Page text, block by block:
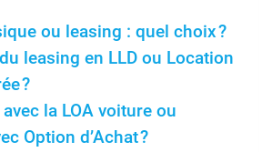
ou leasing : quel choix ?
leasing en LLD ou Location
?
la LOA voiture ou
Option d’Achat ?